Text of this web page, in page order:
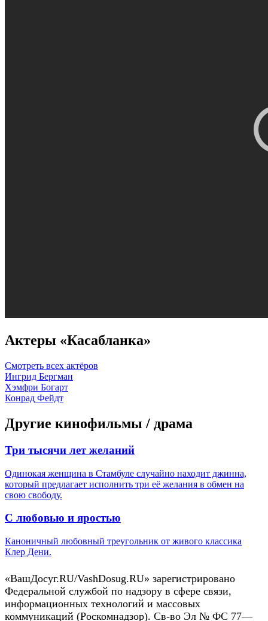
Актеры «Касабланка»
Смотреть всех актёров
Ингрид Бергман
Хэмфри Богарт
Конрад Фейдт
Другие кинофильмы / драма
Три тысячи лет желаний
Одинокая женщина в Стамбуле случайно находит джинна,
который предлагает исполнить три её желания в обмен на
свою свободу.
С любовью и яростью
Каноничный любовный треугольник от живого классика
Клер Дени.
«ВашДосуг.RU/VashDosug.RU» зарегистрировано
Федеральной службой по надзору в сфере связи,
информационных технологий и массовых
коммуникаций (Роскомнадзор). Св-во Эл № ФС 77—